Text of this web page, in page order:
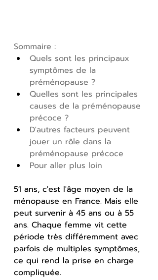
Sommaire :
Quels sont les principaux
symptômes de la
préménopause ?
Quelles sont les principales
causes de la préménopause
précoce ?
D'autres facteurs peuvent
jouer un rôle dans la
préménopause précoce
Pour aller plus loin
51 ans, c'est l'âge moyen de la
ménopause en France. Mais elle
peut survenir à 45 ans ou à 55
ans. Chaque femme vit cette
période très différemment avec
parfois de multiples symptômes,
ce qui rend la prise en charge
compliquée.